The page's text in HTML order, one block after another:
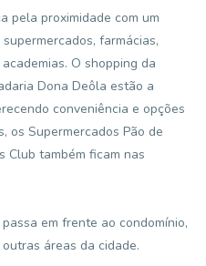
pela proximidade com um
farmácias,
O shopping da
Dona Deôla estão a
conveniência e opções
os Supermercados Pão de
Club também ficam nas
em frente ao condomínio,
áreas da cidade.